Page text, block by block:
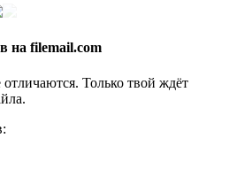
на filemail.com
Только твой ждёт